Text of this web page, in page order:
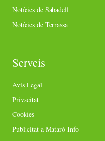
Notícies de Sabadell
Notícies de Terrassa
Serveis
Avís Legal
Privacitat
Cookies
Publicitat a Mataró Info